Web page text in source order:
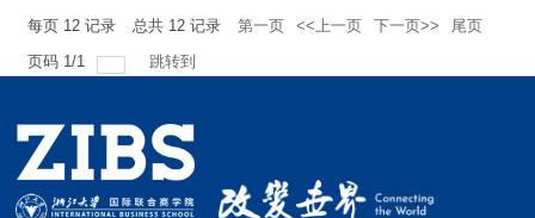
回金融本来的意义，履行金融应尽的责任，借用金融
科技的力量。只有这样，才能迎接金融的健康未来，
才能引领、推动社会的进步。贲圣林...
每页 12 记录 总共 12 记录 第一页 <<上一页 下一页>>
尾页
页码 1/1 跳转到